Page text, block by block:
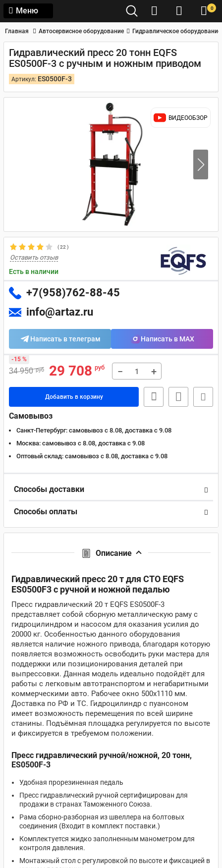
Меню 0
Главная Автосервисное оборудование Гидравлическое оборудование
Гидравлический пресс 20 тонн EQFS
ES0500F-3 с ручным и ножным приводом
Артикул: ES0500F-3
ВИДЕООБЗОР
(22 )
Оставить отзыв
Есть в наличии
+7(958)762-88-45
info@artaz.ru
Написать в телеграм Написать в MAX
34 950 руб 29 708 руб
-15 %
− +
Добавить в корзину
Самовывоз
Санкт-Петербург: самовывоз с 8.08, доставка c 9.08
Москва: самовывоз с 8.08, доставка c 9.08
Оптовый склад: самовывоз с 8.08, доставка c 9.08
Способы доставки
Способы оплаты
Описание
Гидравлический пресс 20 т для СТО EQFS
ES0500F3 с ручной и ножной педалью
Пресс гидравлический 20 т EQFS ES0500F-3
представляет собой сборную металлическую раму с
гидроцилиндром и насосом для оказания усилия до
20000 кг. Особенностью данного оборудования
является наличие ножного привода, благодаря которую
появляется возможность освободить руки мастера для
поддержки или позиционирования деталей при
выпрессовки. Данная модель идеально подойдёт для
работы с легковым автотранспортом и негабаритными
коммерческими авто. Рабочее окно 500х1110 мм.
Доставка по РФ и ТС. Гидроцилиндр с пуансоном
имеет возможность перемещения по всей ширине
станины. Подъёмная площадка регулируется по высоте
и фиксируется в требуемом положении.
Пресс гидравлический ручной/ножной, 20 тонн,
ES0500F-3
Удобная прорезиненная педаль
Пресс гидравлический ручной сертифицирован для
продажи в странах Таможенного Союза.
Рама сборно-разборная из швеллера на болтовых
соединения (Входит в комплект поставки.)
Комплектуется жидко заполненным манометром для
контроля давления.
Монтажный стол с регулировкой по высоте и фиксацией в